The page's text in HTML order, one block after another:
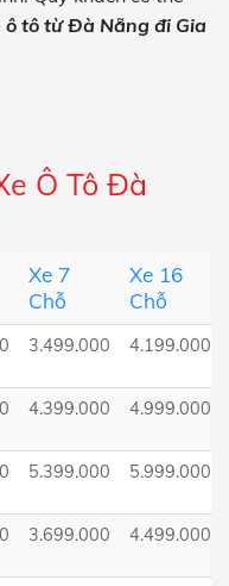
ô tô từ Đà Nẵng đi Gia
Ô Tô Đà
Xe 7
Chỗ
Xe 16
Chỗ
3.499.000 4.199.000
4.399.000 4.999.000
5.399.000 5.999.000
3.699.000 4.499.000